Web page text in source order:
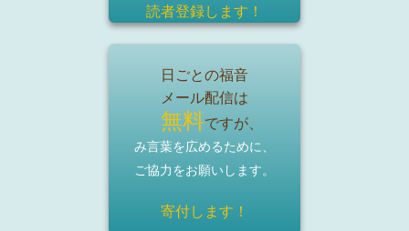
読者登録します！
日ごとの福音
メール配信は
無料ですが、
み言葉を広めるために、
ご協力をお願いします。
寄付します！